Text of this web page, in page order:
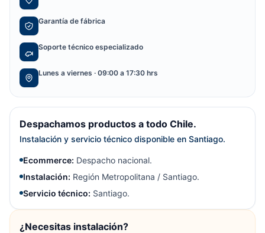
Garantía de fábrica
Soporte técnico especializado
Lunes a viernes · 09:00 a 17:30 hrs
Despachamos productos a todo Chile.
Instalación y servicio técnico disponible en Santiago.
Ecommerce: Despacho nacional.
Instalación: Región Metropolitana / Santiago.
Servicio técnico: Santiago.
¿Necesitas instalación?